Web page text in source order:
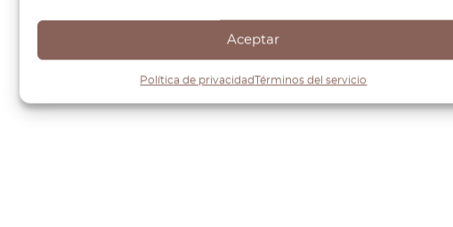
Aceptar
Política de privacidadTérminos del servicio